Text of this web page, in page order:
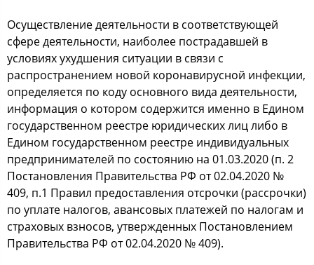
Осуществление деятельности в соответствующей
сфере деятельности, наиболее пострадавшей в
условиях ухудшения ситуации в связи с
распространением новой коронавирусной инфекции,
определяется по коду основного вида деятельности,
информация о котором содержится именно в Едином
государственном реестре юридических лиц либо в
Едином государственном реестре индивидуальных
предпринимателей по состоянию на 01.03.2020 (п. 2
Постановления Правительства РФ от 02.04.2020 №
409, п.1 Правил предоставления отсрочки (рассрочки)
по уплате налогов, авансовых платежей по налогам и
страховых взносов, утвержденных Постановлением
Правительства РФ от 02.04.2020 № 409).